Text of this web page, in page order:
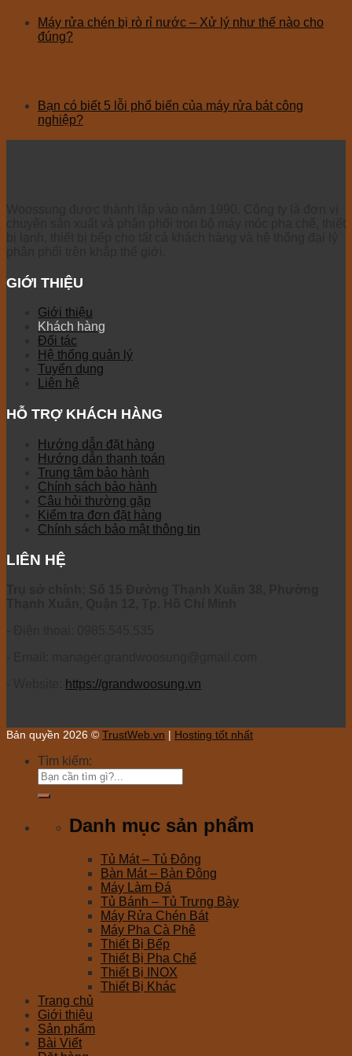
Máy rửa chén bị rò rỉ nước – Xử lý như thế nào cho
đúng?
Bạn có biết 5 lỗi phổ biến của máy rửa bát công
nghiệp?
GIỚI THIỆU
Giới thiệu
Khách hàng
Đối tác
Hệ thống quản lý
Tuyển dụng
Liên hệ
HỖ TRỢ KHÁCH HÀNG
Hướng dẫn đặt hàng
Hướng dẫn thanh toán
Trung tâm bảo hành
Chính sách bảo hành
Câu hỏi thường gặp
Kiểm tra đơn đặt hàng
Chính sách bảo mật thông tin
LIÊN HỆ
https://grandwoosung.vn
Bản quyền 2026 © TrustWeb.vn | Hosting tốt nhất
Tìm kiếm:
Danh mục sản phẩm
Tủ Mát – Tủ Đông
Bàn Mát – Bàn Đông
Máy Làm Đá
Tủ Bánh – Tủ Trưng Bày
Máy Rửa Chén Bát
Máy Pha Cà Phê
Thiết Bị Bếp
Thiết Bị Pha Chế
Thiết Bị INOX
Thiết Bị Khác
Trang chủ
Giới thiệu
Sản phẩm
Bài Viết